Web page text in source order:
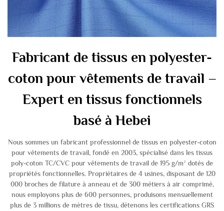
Fabricant de tissus en polyester-
coton pour vêtements de travail –
Expert en tissus fonctionnels
basé à Hebei
Nous sommes un fabricant professionnel de tissus en polyester-coton
pour vêtements de travail, fondé en 2003, spécialisé dans les tissus
poly-coton TC/CVC pour vêtements de travail de 195 g/m² dotés de
propriétés fonctionnelles. Propriétaires de 4 usines, disposant de 120
000 broches de filature à anneau et de 300 métiers à air comprimé,
nous employons plus de 600 personnes, produisons mensuellement
plus de 3 millions de mètres de tissu, détenons les certifications GRS